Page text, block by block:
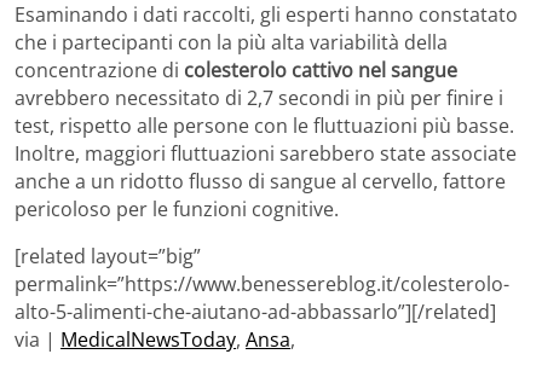
Esaminando i dati raccolti, gli esperti hanno constatato
che i partecipanti con la più alta variabilità della
concentrazione di colesterolo cattivo nel sangue
avrebbero necessitato di 2,7 secondi in più per finire i
test, rispetto alle persone con le fluttuazioni più basse.
Inoltre, maggiori fluttuazioni sarebbero state associate
anche a un ridotto flusso di sangue al cervello, fattore
pericoloso per le funzioni cognitive.
[related layout=”big”
permalink=”https://www.benessereblog.it/colesterolo-
alto-5-alimenti-che-aiutano-ad-abbassarlo”][/related]
via | MedicalNewsToday, Ansa,